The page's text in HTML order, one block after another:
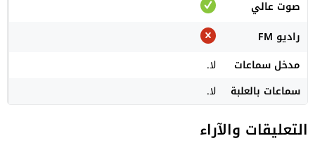
صوت عالي
راديو FM
مدخل سماعات
لا.
سماعات بالعلبة
لا.
التعليقات والآراء